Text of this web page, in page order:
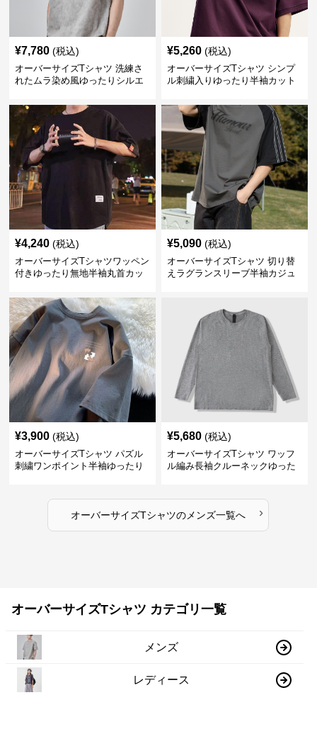
¥7,780 (税込)
オーバーサイズTシャツ 洗練さ
れたムラ染め風ゆったりシルエ
¥5,260 (税込)
オーバーサイズTシャツ シンプ
ル刺繍入りゆったり半袖カット
¥4,240 (税込)
オーバーサイズTシャツワッペン
付きゆったり無地半袖丸首カッ
¥5,090 (税込)
オーバーサイズTシャツ 切り替
えラグランスリーブ半袖カジュ
¥3,900 (税込)
オーバーサイズTシャツ パズル
刺繍ワンポイント半袖ゆったり
¥5,680 (税込)
オーバーサイズTシャツ ワッフ
ル編み長袖クルーネックゆった
オーバーサイズTシャツの メンズ一覧へ ›
オーバーサイズTシャツ カテゴリ一覧
メンズ
レディース